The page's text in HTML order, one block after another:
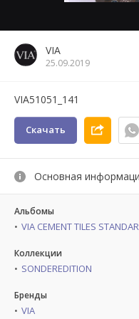
VIA
25.09.2019
VIA51051_141
Скачать
Основная
Альбомы
VIA CEMENT TILES
Коллекции
SONDEREDITION
Бренды
VIA